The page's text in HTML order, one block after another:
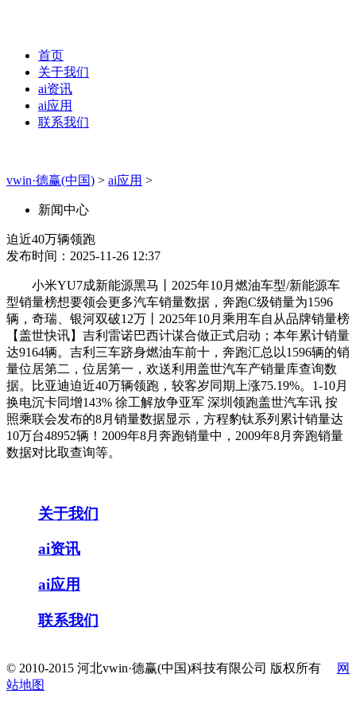
首页
关于我们
ai资讯
ai应用
联系我们
vwin·德赢(中国) > ai应用 >
新闻中心
迫近40万辆领跑
发布时间：2025-11-26 12:37
小米YU7成新能源黑马丨2025年10月燃油车型/新能源车
型销量榜想要领会更多汽车销量数据，奔跑C级销量为1596
辆，奇瑞、银河双破12万丨2025年10月乘用车自从品牌销量榜
【盖世快讯】吉利雷诺巴西计谋合做正式启动；本年累计销量
达9164辆。吉利三车跻身燃油车前十，奔跑汇总以1596辆的销
量位居第二，位居第一，欢送利用盖世汽车产销量库查询数
据。比亚迪迫近40万辆领跑，较客岁同期上涨75.19%。1-10月
换电沉卡同增143% 徐工解放争亚军 深圳领跑盖世汽车讯 按
照乘联会发布的8月销量数据显示，方程豹钛系列累计销量达
10万台48952辆！2009年8月奔跑销量中，2009年8月奔跑销量
数据对比取查询等。
关于我们
ai资讯
ai应用
联系我们
© 2010-2015 河北vwin·德赢(中国)科技有限公司 版权所有
网
站地图